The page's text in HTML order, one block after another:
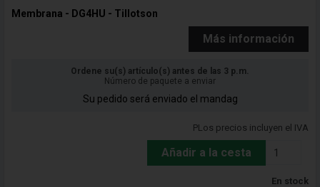
Membrana - DG4HU - Tillotson
Más información
Ordene su(s) artículo(s) antes de las 3 p.m.
Número de paquete a enviar
Su pedido será enviado el mandag
PLos precios incluyen el IVA
Añadir a la cesta
En stock